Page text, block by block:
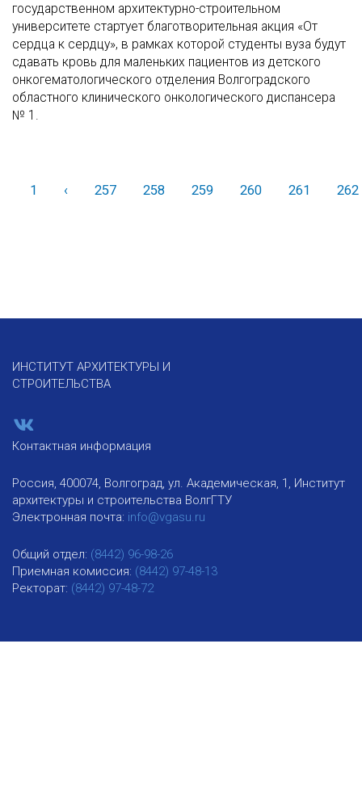
государственном архитектурно-строительном
университете стартует благотворительная акция «От
сердца к сердцу», в рамках которой студенты вуза будут
сдавать кровь для маленьких пациентов из детского
онкогематологического отделения Волгоградского
областного клинического онкологического диспансера
№ 1.
1 ‹Назад257 258 259 260 261 262
ИНСТИТУТ АРХИТЕКТУРЫ И
СТРОИТЕЛЬСТВА
Контактная информация
Россия, 400074, Волгоград, ул. Академическая, 1, Институт
архитектуры и строительства ВолгГТУ
Электронная почта: info@vgasu.ru
Общий отдел: (8442) 96-98-26
Приемная комиссия: (8442) 97-48-13
Ректорат: (8442) 97-48-72